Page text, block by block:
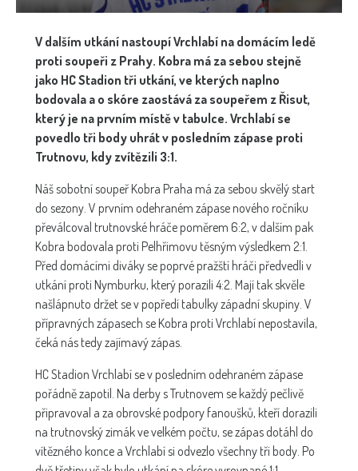
V dalším utkání nastoupí Vrchlabí na domácím ledě
proti soupeři z Prahy. Kobra má za sebou stejně
jako HC Stadion tři utkání, ve kterých naplno
bodovala a o skóre zaostává za soupeřem z Řisut,
který je na prvním místě v tabulce. Vrchlabí se
povedlo tři body uhrát v posledním zápase proti
Trutnovu, kdy zvítězili 3:1.
Náš sobotní soupeř Kobra Praha má za sebou skvělý start
do sezony. V prvním odehraném zápase nového ročníku
převálcoval trutnovské hráče poměrem 6:2, v dalším pak
Kobra bodovala proti Pelhřimovu těsným výsledkem 2:1.
Před domácími diváky se poprvé pražští hráči předvedli v
utkání proti Nymburku, který porazili 4:2. Mají tak skvěle
našlápnuto držet se v popředí tabulky západní skupiny. V
přípravných zápasech se Kobra proti Vrchlabí nepostavila,
čeká nás tedy zajímavý zápas.
HC Stadion Vrchlabí se v posledním odehraném zápase
pořádně zapotil. Na derby s Trutnovem se každý pečlivě
připravoval a za obrovské podpory fanoušků, kteří dorazili
na trutnovský zimák ve velkém počtu, se zápas dotáhl do
vítězného konce a Vrchlabí si odvezlo všechny tři body. Po